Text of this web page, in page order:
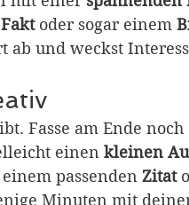
oder sogar einem
ab und weckst
Fasse am Ende
einen kleinen
passenden Zitat
Minuten mit